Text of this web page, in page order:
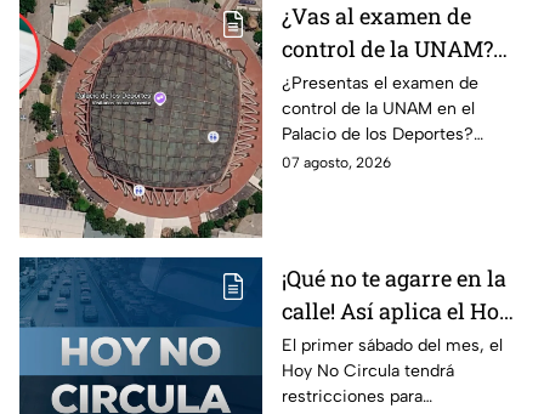
¿Vas al examen de
control de la UNAM?
Así puedes llegar al
Palacio de los Deportes
en Metro, camión y
Metrobús
¿Presentas el examen de
control de la UNAM en el
Palacio de los Deportes?
Consulta cómo llegar en
07 agosto, 2026
¡Qué no te agarre en la
calle! Así aplica el Hoy
No Circula el primer
sábado del mes
El primer sábado del mes, el
Hoy No Circula tendrá
restricciones para